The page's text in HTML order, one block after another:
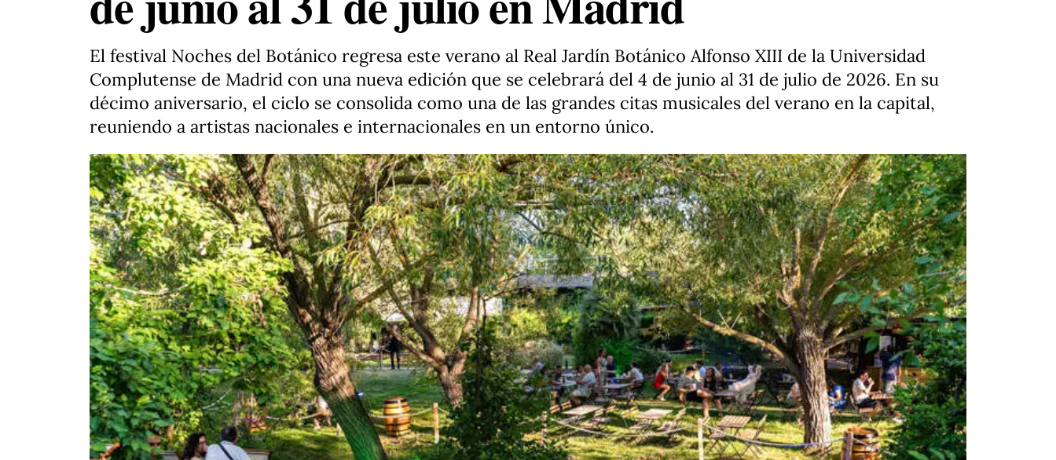
El festival Noches del Botánico regresa este verano al Real Jardín Botánico Alfonso XIII de la Universidad
Complutense de Madrid con una nueva edición que se celebrará del 4 de junio al 31 de julio de 2026. En su
décimo aniversario, el ciclo se consolida como una de las grandes citas musicales del verano en la capital,
reuniendo a artistas nacionales e internacionales en un entorno único.